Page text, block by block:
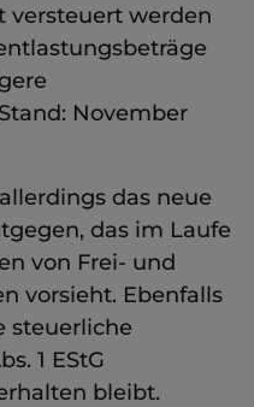
versteuert werden
November
das neue
das im Laufe
von Frei- und
vorsieht. Ebenfalls
steuerliche
1 EStG
bleibt.